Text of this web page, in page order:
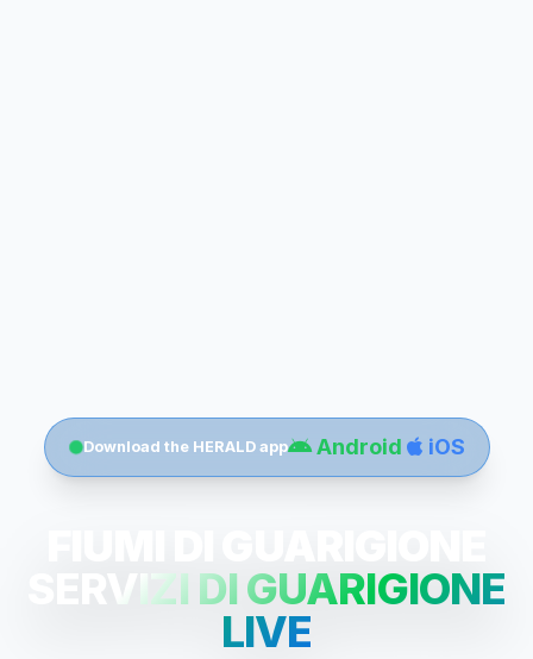
Download the HERALD app Android iOS
SERVIZI DI GUARIGIONE
LIVE